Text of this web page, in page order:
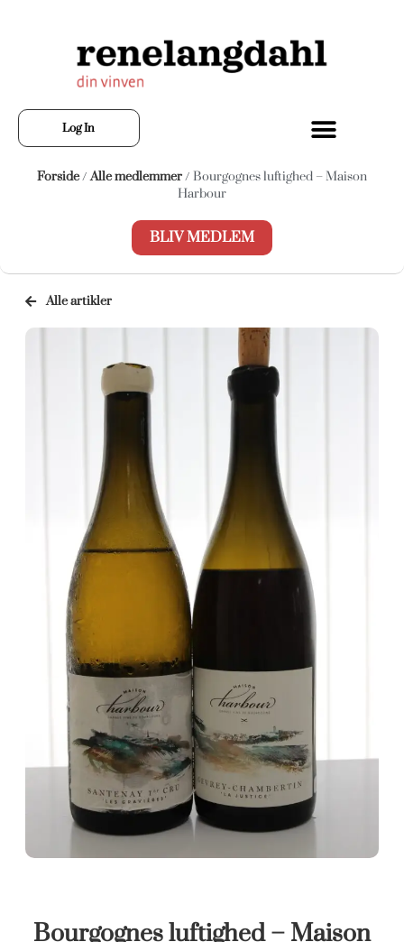
Log In
Forside/Alle medlemmer/ Bourgognes luftighed – Maison
Harbour
BLIV MEDLEM
Alle artikler
Bourgognes luftighed – Maison